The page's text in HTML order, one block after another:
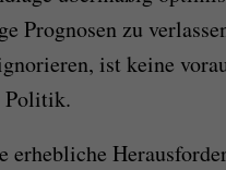
Prognosen zu
ist keine
Politik.
erhebliche